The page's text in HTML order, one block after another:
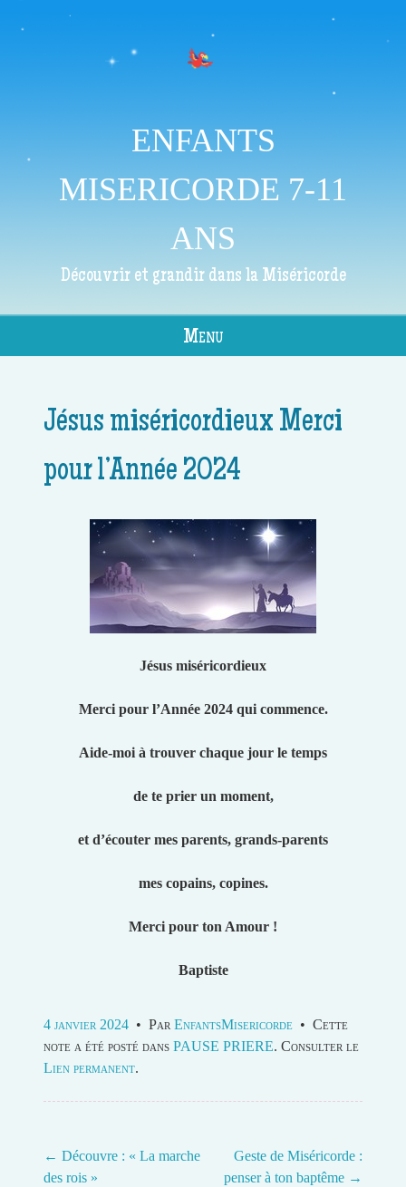
ENFANTS
MISERICORDE 7-11
ANS
Découvrir et grandir dans la Miséricorde
Menu
Jésus miséricordieux Merci
pour l’Année 2024
Jésus miséricordieux
Merci pour l’Année 2024 qui commence.
Aide-moi à trouver chaque jour le temps
de te prier un moment,
et d’écouter mes parents, grands-parents
mes copains, copines.
Merci pour ton Amour !
Baptiste
4 janvier 2024 • Par EnfantsMisericorde • Cette
note a été posté dans PAUSE PRIERE. Consulter le
Lien permanent.
← Découvre : « La marche
des rois »
Geste de Miséricorde :
penser à ton baptême →